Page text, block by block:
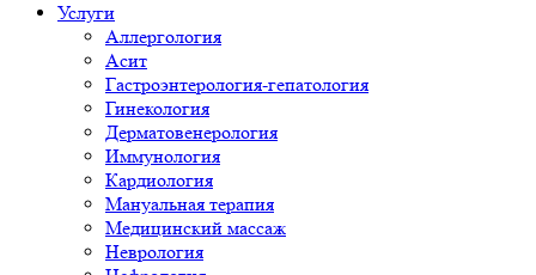
Услуги
Аллергология
Асит
Гастроэнтерология-гепатология
Гинекология
Дерматовенерология
Иммунология
Кардиология
Мануальная терапия
Медицинский массаж
Неврология